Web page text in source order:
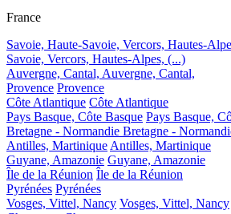
France
Savoie, Haute-Savoie, Vercors, Hautes-
Savoie, Vercors, Hautes-Alpes, (...)
Auvergne, Cantal, Auvergne, Cantal,
Provence Provence
Côte Atlantique Côte Atlantique
Pays Basque, Côte Basque Pays Basque,
Bretagne - Normandie Bretagne -
Antilles, MartiniqueAntilles, Martinique
Guyane, Amazonie Guyane, Amazonie
Île de la Réunion Île de la Réunion
Pyrénées Pyrénées
Vosges, Vittel, Nancy Vosges, Vittel, Nancy